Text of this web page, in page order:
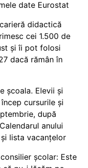
date Eurostat
didactică
cei 1.500 de
și îi pot folosi
dacă rămân în
școala. Elevii și
cursurile și
după
anului
lista vacanțelor
școlar: Este